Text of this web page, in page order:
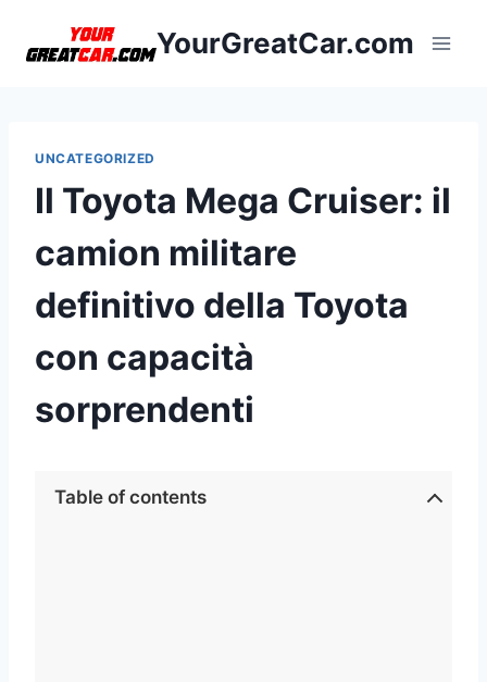
YourGreatCar.com
UNCATEGORIZED
Il Toyota Mega Cruiser: il
camion militare
definitivo della Toyota
con capacità
sorprendenti
Table of contents